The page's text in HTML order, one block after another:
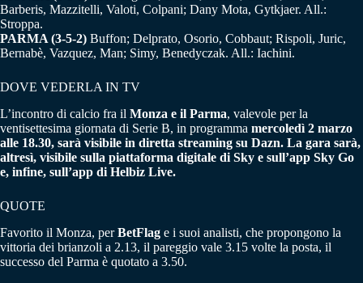
Barberis, Mazzitelli, Valoti, Colpani; Dany Mota, Gytkjaer. All.:
Stroppa.
PARMA (3-5-2) Buffon; Delprato, Osorio, Cobbaut; Rispoli, Juric,
Bernabè, Vazquez, Man; Simy, Benedyczak. All.: Iachini.
DOVE VEDERLA IN TV
L’incontro di calcio fra il Monza e il Parma, valevole per la
ventisettesima giornata di Serie B, in programma mercoledì 2 marzo
alle 18.30, sarà visibile in diretta streaming su Dazn. La gara sarà,
altresì, visibile sulla piattaforma digitale di Sky e sull’app Sky Go
e, infine, sull’app di Helbiz Live.
QUOTE
Favorito il Monza, perBetFlag e i suoi analisti, che propongono la
vittoria dei brianzoli a 2.13, il pareggio vale 3.15 volte la posta, il
successo del Parma è quotato a 3.50.